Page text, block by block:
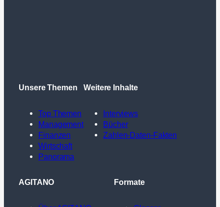
Unsere Themen
Top Themen
Management
Finanzen
Wirtschaft
Panorama
Weitere Inhalte
Interviews
Bücher
Zahlen-Daten-Fakten
AGITANO Formate